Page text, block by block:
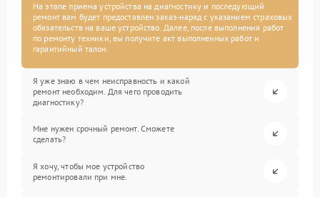
На этапе приема устройства на диагностику и последующий
ремонт вам будет предоставлен заказ-наряд с указанием страховых
обязательств на ваше устройство. Далее, после выполнения работ
по ремонту техники, вы получите акт выполненных работ и
гарантийный талон.
Я уже знаю в чем неисправность и какой
ремонт необходим. Для чего проводить
диагностику?
Мне нужен срочный ремонт. Сможете
сделать?
Я хочу, чтобы мое устройство
ремонтировали при мне.